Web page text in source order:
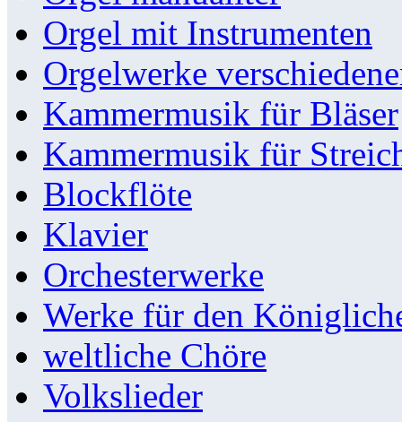
Orgel mit Instrumenten
Orgelwerke
Kammermusik für Bläser
Kammermusik für
Blockflöte
Klavier
Orchesterwerke
Werke für den
weltliche Chöre
Volkslieder